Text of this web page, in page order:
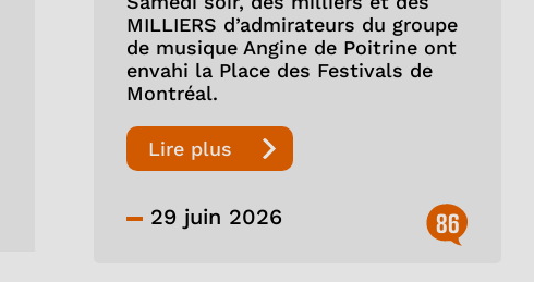
MILLIERS d’admirateurs du groupe
de musique Angine de Poitrine ont
envahi la Place des Festivals de
Montréal.
Lire plus
29 juin 2026 86